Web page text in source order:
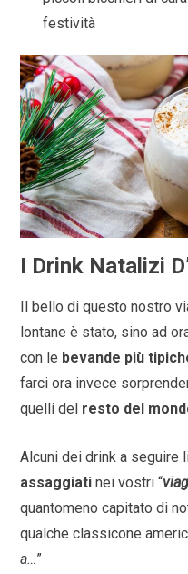
festività
I Drink Natalizi
Il bello di questo nostro
lontane è stato, sino ad
con le bevande più
farci ora invece
quelli del resto del
Alcuni dei drink a seguire
assaggiati nei vostri “
quantomeno capitato di
qualche classicone
a…”